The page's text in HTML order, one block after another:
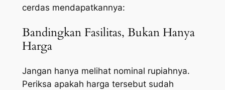
cerdas mendapatkannya:
Bandingkan Fasilitas, Bukan Hanya
Harga
Jangan hanya melihat nominal rupiahnya.
Periksa apakah harga tersebut sudah